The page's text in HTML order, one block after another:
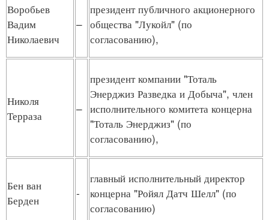
Воробьев
Вадим
Николаевич
–
президент публичного акционерного
общества "Лукойл" (по
согласованию),
Николя
Терраза
–
президент компании "Тоталь
Энерджиз Разведка и Добыча", член
исполнительного комитета концерна
"Тоталь Энерджиз" (по
согласованию),
Бен ван
Берден
-
главный исполнительный директор
концерна "Ройял Датч Шелл" (по
согласованию)